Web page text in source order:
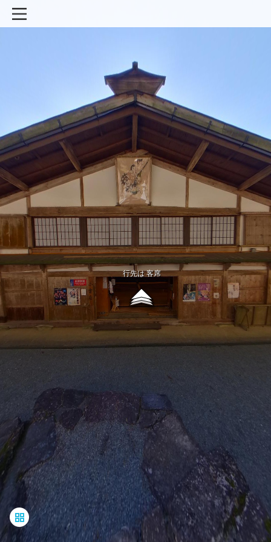
行先は 客席